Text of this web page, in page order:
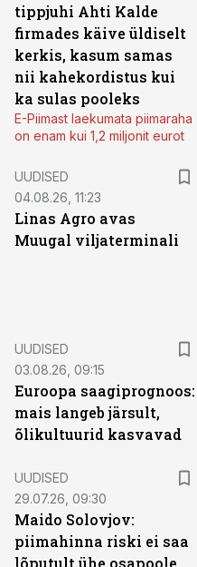
tippjuhi Ahti Kalde
firmades käive üldiselt
kerkis, kasum samas
nii kahekordistus kui
ka sulas pooleks
E-Piimast laekumata piimaraha
on enam kui 1,2 miljonit eurot
UUDISED
04.08.26, 11:23
Linas Agro avas
Muugal viljaterminali
UUDISED
03.08.26, 09:15
Euroopa saagiprognoos:
mais langeb järsult,
õlikultuurid kasvavad
UUDISED
29.07.26, 09:30
Maido Solovjov:
piimahinna riski ei saa
lõputult ühe osapoole